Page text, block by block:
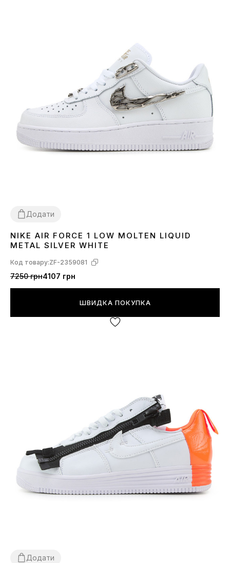
Додати
3637 38 39 40414243 4445
NIKE AIR FORCE 1 LOW MOLTEN LIQUID
METAL SILVER WHITE
Код товару:ZF-2359081
7250 грн4107 грн
ШВИДКА ПОКУПКА
Додати